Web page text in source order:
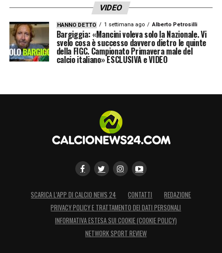
VIDEO
HANNO DETTO 1 settimana ago Alberto Petrosilli
Bargiggia: «Mancini voleva solo la Nazionale. Vi
svelo cosa è successo davvero dietro le quinte
della FIGC. Campionato Primavera male del
calcio italiano» ESCLUSIVA e VIDEO
SCARICA L’APP DI CALCIO NEWS 24 CONTATTI
REDAZIONE
PRIVACY POLICY E TRATTAMENTO DEI DATI PERSONALI
INFORMATIVA ESTESA SUI COOKIE (COOKIE POLICY)
NETWORK SPORT REVIEW